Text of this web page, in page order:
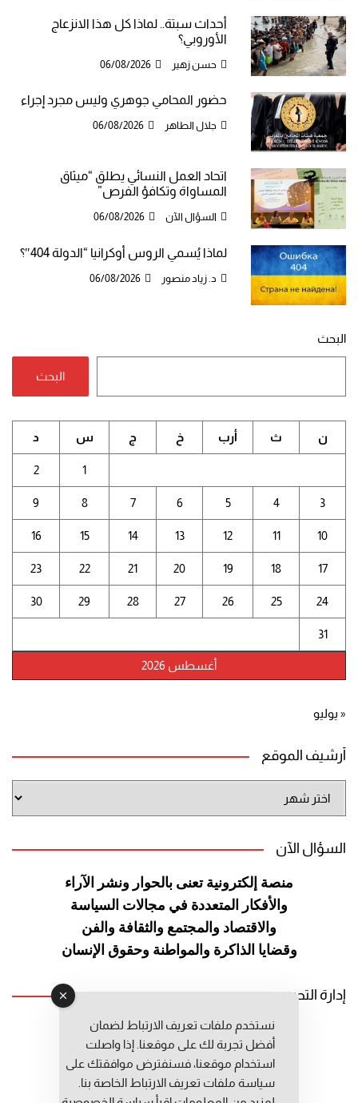
أحداث سبتة.. لماذا كل هذا الانزعاج
الأوروبي؟
حسن زهير 06/08/2026
حضور المحامي جوهري وليس مجرد إجراء
جلال الطاهر 06/08/2026
اتحاد العمل النسائي يطلق “ميثاق
المساواة وتكافؤ الفرص”
السؤال الآن 06/08/2026
لماذا يُسمي الروس أوكرانيا “الدولة 404″؟
د. زياد منصور 06/08/2026
البحث
البحث
أغسطس 2026
ن ث أرب خ ج س د
1
2
3
4
5
6
7
8
9
10
11
12
13
14
15
16
17
18
19
20
21
22
23
24
25
26
27
28
29
30
31
« يوليو
أرشيف الموقع
الموقع
السؤال الآن
منصة إلكترونية تعنى بالحوار ونشر الآراء
والأفكار المتعددة في مجالات السياسة
والاقتصاد والمجتمع والثقافة والفن
وقضايا الذاكرة والمواطنة وحقوق الإنسان
إدارة التحرير
رئيس التحرير: عبد الرحيم التوراني
رئيس التحرير المساعد: المعطي قبال
مديرة التحرير: فاطمة حوحو
نستخدم ملفات تعريف الارتباط لضمان
أفضل تجربة لك على موقعنا. إذا واصلت
استخدام موقعنا، فسنفترض موافقتك على
سياسة ملفات تعريف الارتباط الخاصة بنا.